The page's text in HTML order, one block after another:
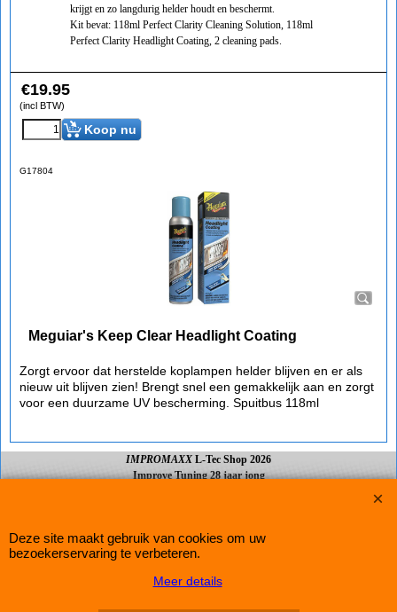
krijgt en zo langdurig helder houdt en beschermt.
Kit bevat: 118ml Perfect Clarity Cleaning Solution, 118ml
Perfect Clarity Headlight Coating, 2 cleaning pads.
€19.95
(incl BTW)
Koop nu
G17804
Meguiar's Keep Clear Headlight Coating
Zorgt ervoor dat herstelde koplampen helder blijven en er als
nieuw uit blijven zien! Brengt snel een gemakkelijk aan en zorgt
voor een duurzame UV bescherming. Spuitbus 118ml
IMPROMAXX L-Tec Shop 2026
Improve Tuning 28 jaar jong
software.
Deze site maakt gebruik van cookies om uw
bezoekerservaring te verbeteren.
Meer details